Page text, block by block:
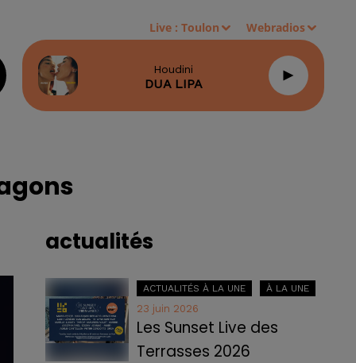
Live :Toulon Webradios
Houdini
DUA LIPA
actualités
ACTUALITÉS À LA UNE À LA UNE
23 juin 2026
Les Sunset Live des
Terrasses 2026